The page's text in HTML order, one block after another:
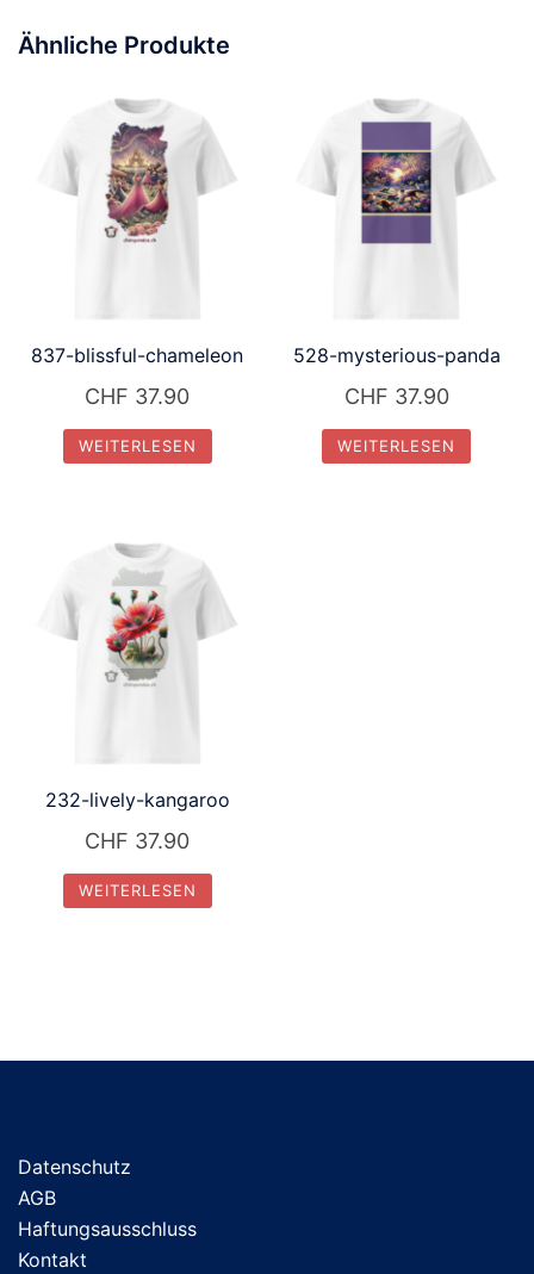
Ähnliche Produkte
837-blissful-chameleon
CHF 37.90
WEITERLESEN
528-mysterious-panda
CHF 37.90
WEITERLESEN
232-lively-kangaroo
CHF 37.90
WEITERLESEN
Datenschutz
AGB
Haftungsausschluss
Kontakt